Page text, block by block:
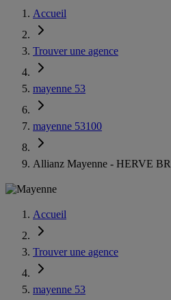
Accueil
Trouver une agence
mayenne 53
mayenne 53100
Allianz Mayenne - HERVE
Accueil
Trouver une agence
mayenne 53